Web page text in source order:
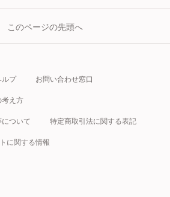
このページの先頭へ
ルプ お問い合わせ窓口
え方
ついて 特定商取引法に関する表記
に関する情報